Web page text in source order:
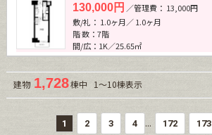
130,000円 ／管理費： 13,000円
敷/礼： 1.0ヶ月／ 1.0ヶ月
階 数：7階
間/広：1K／25.65㎡
建物 1,728棟中 1～10棟表示
1 2 3 4 ... 172 173